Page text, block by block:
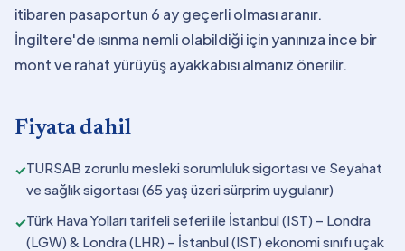
itibaren pasaportun 6 ay geçerli olması aranır.
İngiltere'de ısınma nemli olabildiği için yanınıza ince bir
mont ve rahat yürüyüş ayakkabısı almanız önerilir.
Fiyata dahil
✓TURSAB zorunlu mesleki sorumluluk sigortası ve Seyahat
ve sağlık sigortası (65 yaş üzeri sürprim uygulanır)
✓Türk Hava Yolları tarifeli seferi ile İstanbul (IST) – Londra
(LGW) & Londra (LHR) – İstanbul (IST) ekonomi sınıfı uçak